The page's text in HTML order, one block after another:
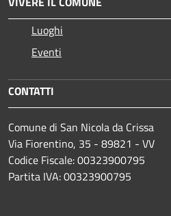
Luoghi
Eventi
CONTATTI
Comune di San Nicola da Crissa
Via Fiorentino, 35 - 89821 - VV
Codice Fiscale: 00323900795
Partita IVA: 00323900795